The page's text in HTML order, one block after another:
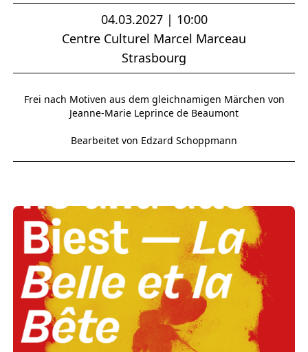
04.03.2027 | 10:00
Centre Culturel Marcel Marceau
Strasbourg
Frei nach Motiven aus dem gleichnamigen Märchen von
Jeanne-Marie Leprince de Beaumont
Bearbeitet von Edzard Schoppmann